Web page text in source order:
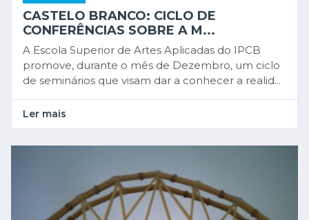
CASTELO BRANCO: CICLO DE
CONFERÊNCIAS SOBRE A M...
A Escola Superior de Artes Aplicadas do IPCB
promove, durante o mês de Dezembro, um ciclo
de seminários que visam dar a conhecer a realid...
Ler mais